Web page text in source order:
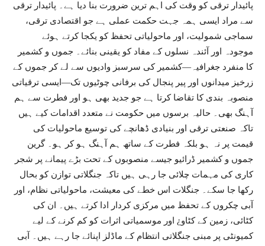
پائیدار ترقی کو وقت کی اہم ترین ضرورت بنا دیا ہے۔ پائیدار ترقی
سے مراد ایسی ہمہ جہت حکمت عملی ہے جو اقتصادی ترقی،
سماجی شمولیت، اور ماحولیاتی تحفظ کو یکجا کرتے ہوئے
موجودہ اور آئندہ نسلوں کے مفاد کو یقینی بنائے۔ جموں و کشمیر
کا منفرد جغرافیہ—کشمیر کی سرسبز وادیوں سے لے کر جموں کے
زرخیز میدانوں اور پیر پنجال کی برفانی چوٹیوں تک—ایسی ترقیاتی
منصوبہ بندی کا تقاضا کرتا ہے جو جدید بھی ہو اور فطرت سے ہم
آہنگ بھی۔ حالیہ برسوں میں حکومت نے متعدد اقدامات کیے ہیں
تاکہ صنعتی ترقی اور بنیادی ڈھانچے کی توسیع ماحولیات کی
قیمت پر نہ ہو بلکہ فطرت کے ساتھ ہم آہنگ ہو کر ہو۔ گرین
جموں و کشمیر ڈرائیو جیسے منصوبوں کے تحت بڑے پیمانے پر شجر
کاری کی مہمات چلائی جا رہی ہیں تاکہ جنگلاتی توازن کو بحال
رکھا جا سکے۔ جنگلات اس خطے کی معیشت، ماحولیاتی نظام، اور
آبی چکروں کے تحفظ میں مرکزی کردار ادا کرتے ہیں۔ ان کی
کٹائی، زمین کے کٹاو¿ اور موسمیاتی اثرات کو کم کرنے کے لیے
کمیونٹی پر مبنی جنگلاتی انتظام کے ماڈلز اپنائے جا رہے ہیں۔ آبی